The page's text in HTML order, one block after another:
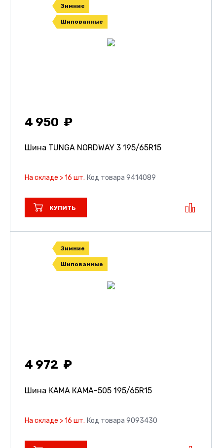
Зимние
Шипованные
4 950
Шина TUNGA NORDWAY 3 195/65R15
На складе > 16 шт. Код товара 9414089
КУПИТЬ
Зимние
Шипованные
4 972
Шина КАМА КАМА-505 195/65R15
На складе > 16 шт. Код товара 9093430